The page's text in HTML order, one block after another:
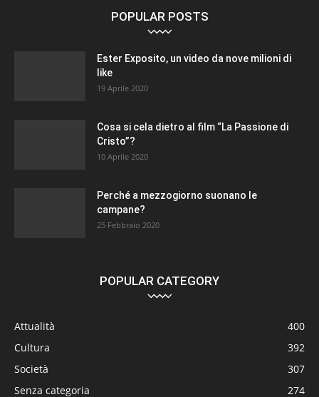
POPULAR POSTS
Ester Exposito, un video da nove milioni di
like
19 Aprile 2020
Cosa si cela dietro al film “La Passione di
Cristo”?
10 Aprile 2020
Perché a mezzogiorno suonano le
campane?
25 Febbraio 2020
POPULAR CATEGORY
Attualità
400
Cultura
392
Società
307
Senza categoria
274